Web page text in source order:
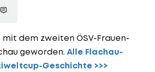
mit dem zweiten ÖSV-Frauen-
geworden. Alle Flachau-
Geschichte >>>